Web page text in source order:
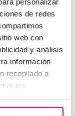
de redes
web con
y análisis
información
recopilado a
un test di